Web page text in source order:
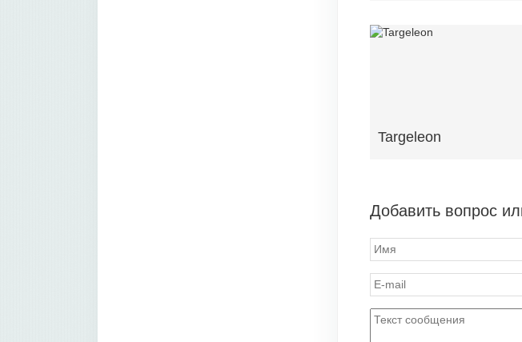
Targeleon
Добавить вопрос